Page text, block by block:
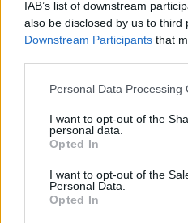
IAB’s list of downstream
also be disclosed by us to third
Downstream Participants that
Personal Data Processing
I want to opt-out of the
personal data.
Opted In
I want to opt-out of the
Personal Data.
Opted In
• Ένα (1) τμήμα
πιθανόν ρωμαϊκού